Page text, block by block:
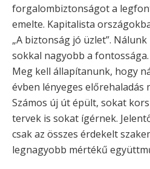
forgalombiztonságot a
emelte. Kapitalista
„A biztonság jó üzlet”.
sokkal nagyobb a fontossága.
Meg kell állapítanunk, hogy
évben lényeges előrehaladás
Számos új út épült, sokat
tervek is sokat ígérnek.
csak az összes érdekelt
legnagyobb mértékű